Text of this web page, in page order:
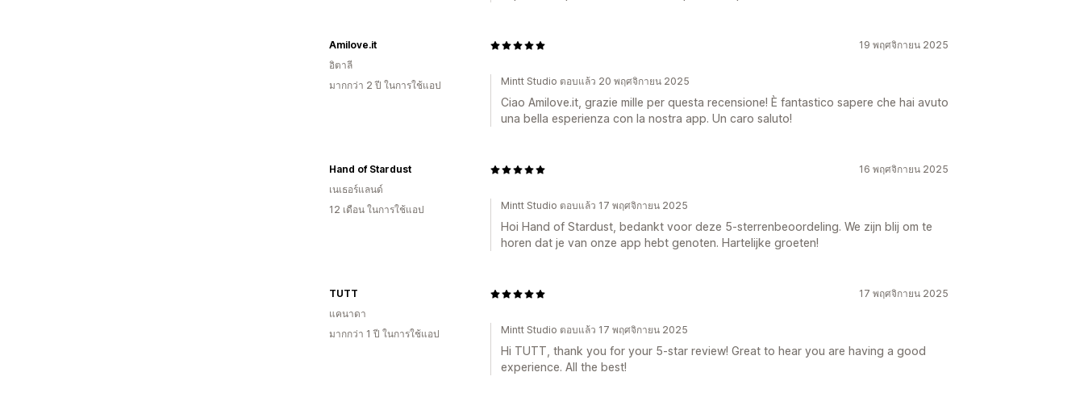
19 พฤศจิกายน 2025
Amilove.it
อิตาลี
มากกว่า 2 ปี ในการใช้แอป
Mintt Studio ตอบแล้ว 20 พฤศจิกายน 2025
Ciao Amilove.it, grazie mille per questa recensione! È fantastico sapere che hai avuto
una bella esperienza con la nostra app. Un caro saluto!
16 พฤศจิกายน 2025
Hand of Stardust
เนเธอร์แลนด์
12 เดือน ในการใช้แอป
Mintt Studio ตอบแล้ว 17 พฤศจิกายน 2025
Hoi Hand of Stardust, bedankt voor deze 5-sterrenbeoordeling. We zijn blij om te
horen dat je van onze app hebt genoten. Hartelijke groeten!
17 พฤศจิกายน 2025
TUTT
แคนาดา
มากกว่า 1 ปี ในการใช้แอป
Mintt Studio ตอบแล้ว 17 พฤศจิกายน 2025
Hi TUTT, thank you for your 5-star review! Great to hear you are having a good
experience. All the best!